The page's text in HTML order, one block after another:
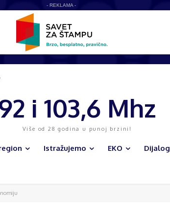
- REKLAMA -
i 103,6 Mhz
Više od 28 godina u punoj brzini!
Istražujemo EKO Dijalog